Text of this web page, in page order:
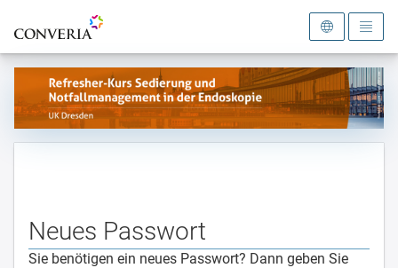
Zur Startseite
Neues Passwort
Sie benötigen ein neues Passwort? Dann geben Sie